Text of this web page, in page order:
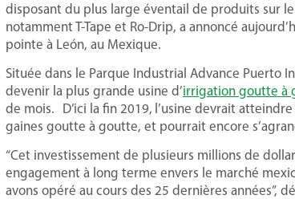
disposant du plus large éventail de produits sur
notamment T-Tape et Ro-Drip, a annoncé
pointe à León, au Mexique.
Située dans le Parque Industrial Advance Puerto
devenir la plus grande usine d’irrigation goutte à
de mois. D’ici la fin 2019, l’usine devrait
gaines goutte à goutte, et pourrait encore
“Cet investissement de plusieurs millions de
engagement à long terme envers le marché
avons opéré au cours des 25 dernières années”,